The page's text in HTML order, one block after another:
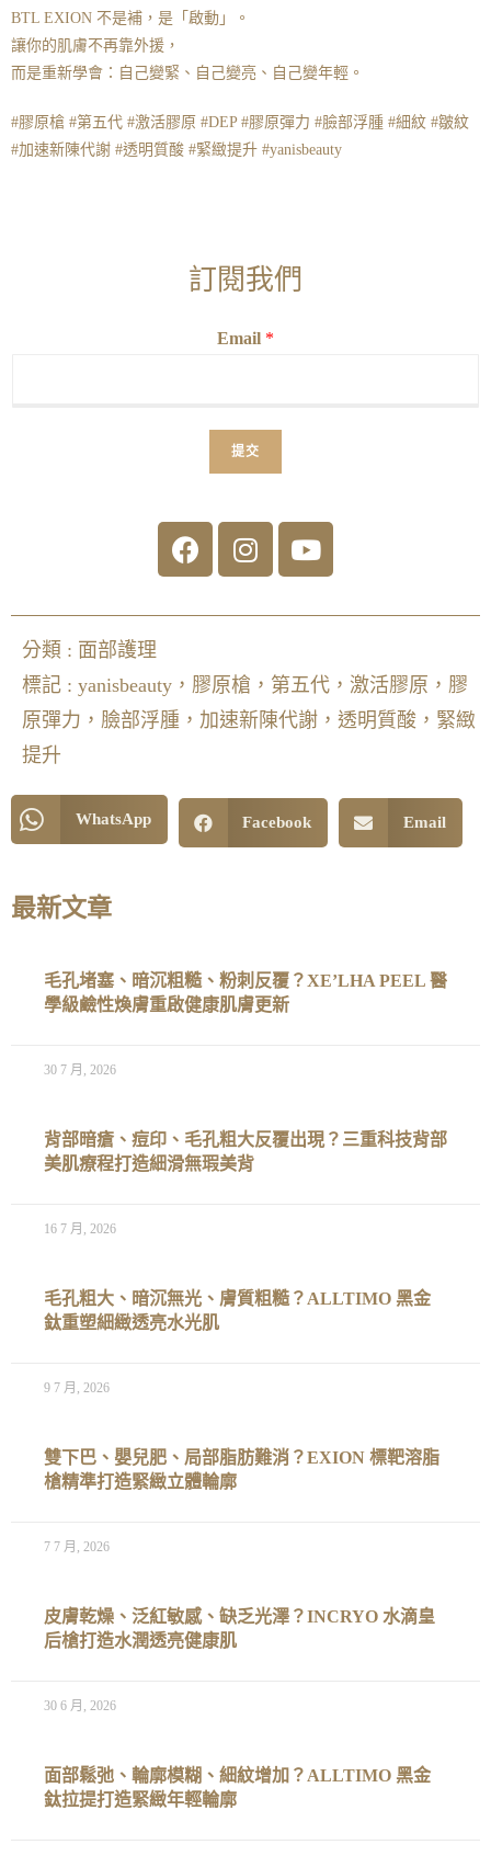
BTL EXION 不是補，是「啟動」。
讓你的肌膚不再靠外援，
而是重新學會：自己變緊、自己變亮、自己變年輕。
#膠原槍 #第五代 #激活膠原 #DEP #膠原彈力 #臉部浮腫 #細紋 #皺紋
#加速新陳代謝 #透明質酸 #緊緻提升 #yanisbeauty
訂閱我們
Email *
提交
分類 : 面部護理
標記 : yanisbeauty，膠原槍，第五代，激活膠原，膠
原彈力，臉部浮腫，加速新陳代謝，透明質酸，緊緻
提升
WhatsApp Facebook Email
最新文章
毛孔堵塞、暗沉粗糙、粉刺反覆？XE’LHA PEEL 醫
學級鹼性煥膚重啟健康肌膚更新
30 7 月, 2026
背部暗瘡、痘印、毛孔粗大反覆出現？三重科技背部
美肌療程打造細滑無瑕美背
16 7 月, 2026
毛孔粗大、暗沉無光、膚質粗糙？ALLTIMO 黑金
鈦重塑細緻透亮水光肌
9 7 月, 2026
雙下巴、嬰兒肥、局部脂肪難消？EXION 標靶溶脂
槍精準打造緊緻立體輪廓
7 7 月, 2026
皮膚乾燥、泛紅敏感、缺乏光澤？INCRYO 水滴皇
后槍打造水潤透亮健康肌
30 6 月, 2026
面部鬆弛、輪廓模糊、細紋增加？ALLTIMO 黑金
鈦拉提打造緊緻年輕輪廓